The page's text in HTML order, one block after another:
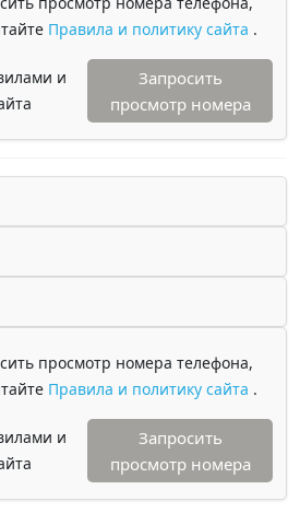
Правила и политику сайта .
и
Запросить
просмотр номера
просмотр номера телефона,
Правила и политику сайта .
и
Запросить
просмотр номера